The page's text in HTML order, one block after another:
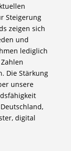
Steigerung
zeigen sich
und
lediglich
Die Stärkung
unsere
digital